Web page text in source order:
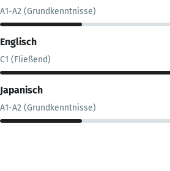
A1-A2 (Grundkenntnisse)
Englisch
C1 (Fließend)
Japanisch
A1-A2 (Grundkenntnisse)